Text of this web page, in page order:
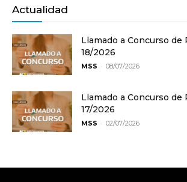
Actualidad
Llamado a Concurso de
18/2026
MSS - 08/07/2026
Llamado a Concurso de
17/2026
MSS - 02/07/2026